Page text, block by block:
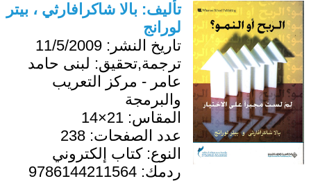
تأليف: بالا شاكرافارثي ، بيتر
لورانج
تاريخ النشر: 11/5/2009
ترجمة,تحقيق: لبنى حامد
عامر - مركز التعريب
والبرمجة
المقاس: 21×14
عدد الصفحات: 238
النوع:كتاب إلكتروني
ردمك: 9786144211564